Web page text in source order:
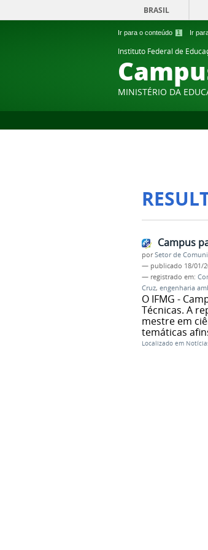
Ir para o conteúdo 1 Ir
BRASIL
Instituto Federal de
MINISTÉRIO DA
Campus
porSetor de
— publicado 18/01/
— registrado em:
Cruz, engenharia
O IFMG -
Técnicas. A
mestre em
temáticas
Localizado em